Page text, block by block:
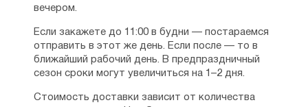
повесть о Священномученике Иларионе
«До Последнего Суда»
«Тайна Владыки Петра»
«Оптинские яблони» — повесть о
вечером.
Если закажете до 11:00 в будни — постараемся
отправить в этот же день. Если после — то в
ближайший рабочий день. В предпраздничный
сезон сроки могут увеличиться на 1–2 дня.
Стоимость доставки зависит от количества